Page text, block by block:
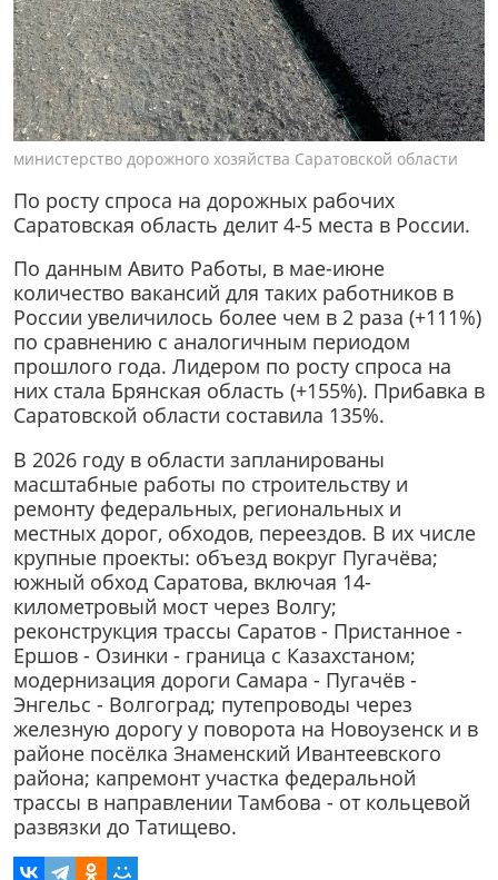
министерство дорожного хозяйства Саратовской области
По росту спроса на дорожных рабочих
Саратовская область делит 4-5 места в России.
По данным Авито Работы, в мае-июне
количество вакансий для таких работников в
России увеличилось более чем в 2 раза (+111%)
по сравнению с аналогичным периодом
прошлого года. Лидером по росту спроса на
них стала Брянская область (+155%). Прибавка в
Саратовской области составила 135%.
В 2026 году в области запланированы
масштабные работы по строительству и
ремонту федеральных, региональных и
местных дорог, обходов, переездов. В их числе
крупные проекты: объезд вокруг Пугачёва;
южный обход Саратова, включая 14-
километровый мост через Волгу;
реконструкция трассы Саратов - Пристанное -
Ершов - Озинки - граница с Казахстаном;
модернизация дороги Самара - Пугачёв -
Энгельс - Волгоград; путепроводы через
железную дорогу у поворота на Новоузенск и в
районе посёлка Знаменский Ивантеевского
района; капремонт участка федеральной
трассы в направлении Тамбова - от кольцевой
развязки до Татищево.